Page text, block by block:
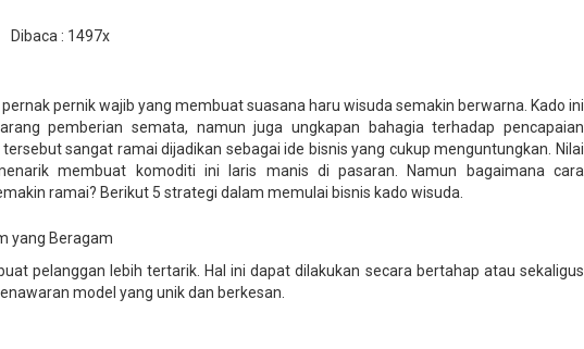
Dibaca : 1497x
pernik wajib yang membuat suasana haru wisuda semakin berwarna. Kado ini
pemberian semata, namun juga ungkapan bahagia terhadap pencapaian
sangat ramai dijadikan sebagai ide bisnis yang cukup menguntungkan. Nilai
membuat komoditi ini laris manis di pasaran. Namun bagaimana cara
ramai? Berikut 5 strategi dalam memulai bisnis kado wisuda.
yang Beragam
pelanggan lebih tertarik. Hal ini dapat dilakukan secara bertahap atau sekaligus
model yang unik dan berkesan.